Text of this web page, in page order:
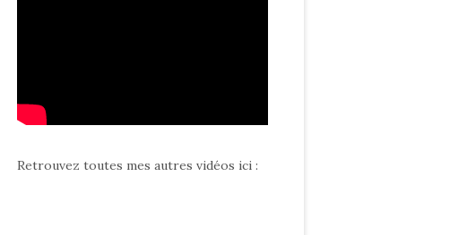
Retrouvez toutes mes autres vidéos ici :